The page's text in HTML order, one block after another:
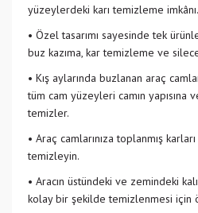
yüzeylerdeki karı temizleme imkânı.
• Özel tasarımı sayesinde tek
buz kazıma, kar temizleme ve
• Kış aylarında buzlanan araç
tüm cam yüzeyleri camın
temizler.
• Araç camlarınıza toplanmış
temizleyin.
• Aracın üstündeki ve zemindeki
kolay bir şekilde temizlenmesi için